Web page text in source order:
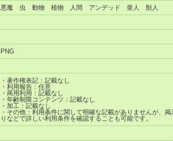
悪魔 虫 動物 植物 人間 アンデッド 亜人 獣人
PNG
・著作権表記：記載なし
・利用報告：任意
・商用利用：記載なし
・年齢制限コンテンツ：記載なし
・加工：記載なし
・その他：利用条件に関して明確な記載がありませんが、掲
りなどで詳しい利用条件を確認することも可能です。